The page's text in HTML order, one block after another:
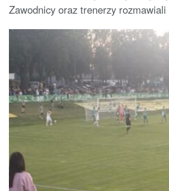
Zawodnicy oraz trenerzy rozmawiali